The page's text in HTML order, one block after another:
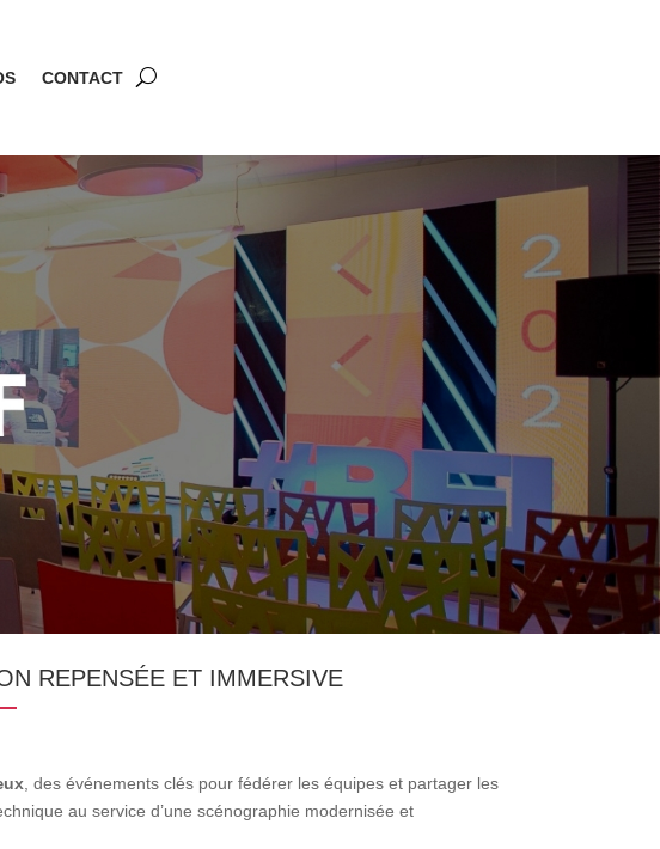
CONTACT
REPENSÉE ET IMMERSIVE
, des événements clés pour fédérer les équipes et partager les
au service d’une scénographie modernisée et